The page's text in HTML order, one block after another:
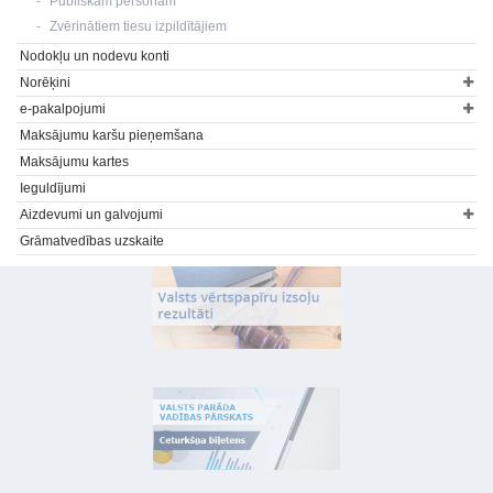
Zvērinātiem tiesu izpildītājiem
Nodokļu un nodevu konti
Norēķini
e-pakalpojumi
Maksājumu karšu pieņemšana
Maksājumu kartes
Ieguldījumi
Aizdevumi un galvojumi
Grāmatvedības uzskaite